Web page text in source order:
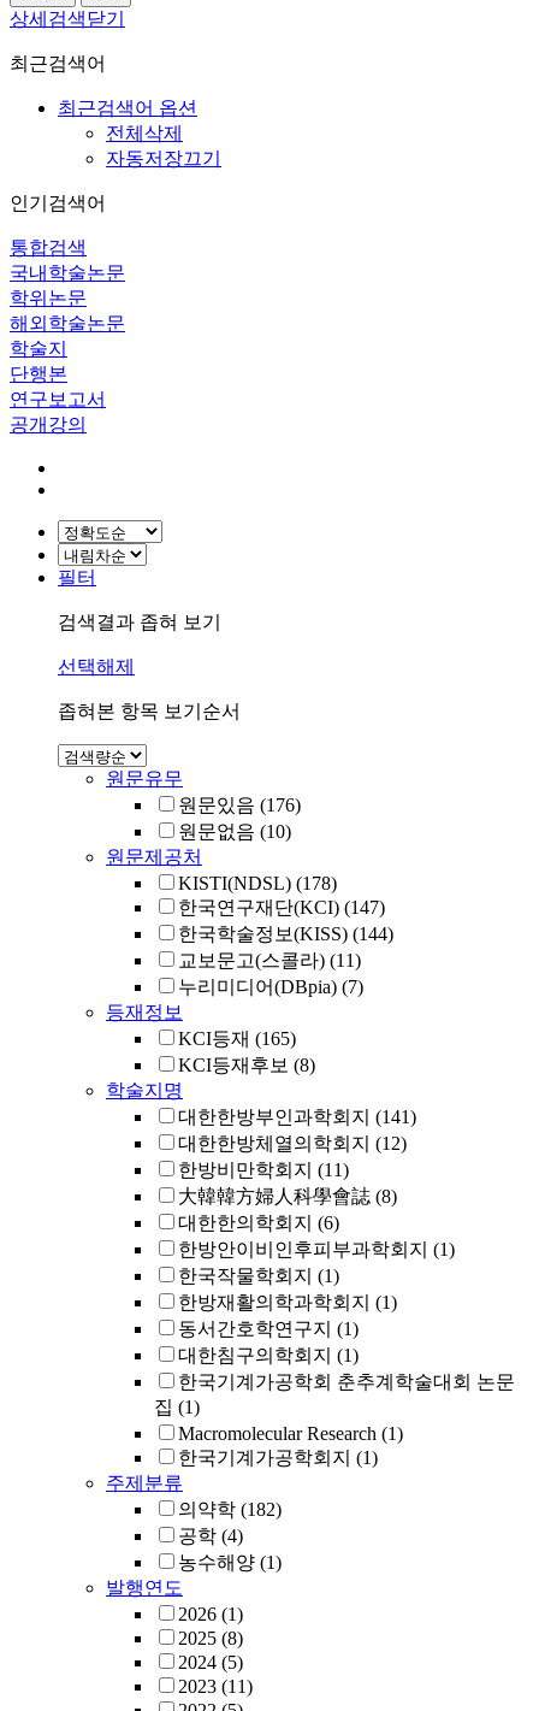
상세검색닫기
최근검색어
최근검색어 옵션
전체삭제
자동저장끄기
인기검색어
통합검색
국내학술논문
학위논문
해외학술논문
학술지
단행본
연구보고서
공개강의
필터
검색결과 좁혀 보기
선택해제
좁혀본 항목 보기순서
원문유무
원문있음 (176)
원문없음 (10)
원문제공처
KISTI(NDSL) (178)
한국연구재단(KCI) (147)
한국학술정보(KISS) (144)
교보문고(스콜라) (11)
누리미디어(DBpia) (7)
등재정보
KCI등재 (165)
KCI등재후보 (8)
학술지명
대한한방부인과학회지 (141)
대한한방체열의학회지 (12)
한방비만학회지 (11)
大韓韓方婦人科學會誌 (8)
대한한의학회지 (6)
한방안이비인후피부과학회지 (1)
한국작물학회지 (1)
한방재활의학과학회지 (1)
동서간호학연구지 (1)
대한침구의학회지 (1)
한국기계가공학회 춘추계학술대회 논문
집 (1)
Macromolecular Research (1)
한국기계가공학회지 (1)
주제분류
의약학 (182)
공학 (4)
농수해양 (1)
발행연도
2026 (1)
2025 (8)
2024 (5)
2023 (11)